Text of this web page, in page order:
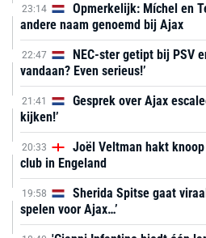
23:14
Opmerkelijk: Míchel en
andere naam genoemd bij Ajax
22:47
NEC-ster getipt bij PSV
vandaan? Even serieus!’
21:41
Gesprek over Ajax
kijken!’
20:33
Joël Veltman hakt
club in Engeland
19:58
Sherida Spitse gaat
spelen voor Ajax…’